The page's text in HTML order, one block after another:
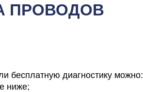
ПРОВОДОВ
бесплатную диагностику можно:
ниже;